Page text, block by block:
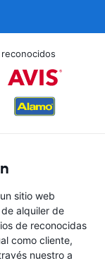
sitio web
alquiler de
de reconocidas
como cliente,
nuestro a